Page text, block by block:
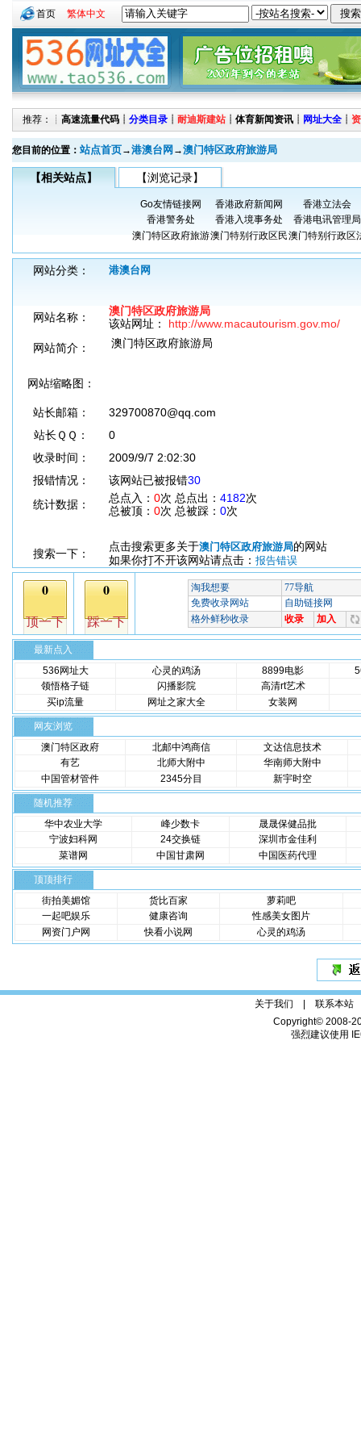
首页 繁体中文
推荐：┊ 高速流量代码 ┊ 分类目录 ┊ 耐迪斯建站 ┊ 体育新闻资讯 ┊ 网址大全 ┊
您目前的位置： 站点首页→港澳台网 →澳门特区政府旅游局
【相关站点】 【浏览记录】
Go友情链接网 香港政府新闻网
香港立法会
香港警务处
香港入境事务处
香港电讯管理局
澳门特区政府旅游澳门特别行政区民澳门特别行政区
网站分类： 港澳台网
网站名称：
澳门特区政府旅游局
该站网址： http://www.macautourism.gov.mo/
网站简介：
澳门特区政府旅游局
网站缩略图：
站长邮箱：
329700870@qq.com
站长ＱＱ：
0
收录时间：
2009/9/7 2:02:30
报错情况：
该网站已被报错30
统计数据：
总点入： 0次 总点出： 4182次
总被顶： 0次 总被踩： 0次
搜索一下：
点击搜索更多关于澳门特区政府旅游局的网站
如果你打不开该网站请点击： 报告错误
最新点入
536网址大
心灵的鸡汤 8899电影
领悟格子链
闪播影院
高清rt艺术
买ip流量
网址之家大全 女装网
网友浏览
澳门特区政府
北邮中鸿商信
文达信息技术
有艺
北师大附中
华南师大附中
中国管材管件
2345分目 新宇时空
随机推荐
华中农业大学
峰少数卡
晟晟保健品批
宁波妇科网
24交换链
深圳市金佳利
菜谱网
中国甘肃网 中国医药代理
顶顶排行
街拍美媚馆
货比百家
萝莉吧
一起吧娱乐
健康咨询
性感美女图片
网资门户网
快看小说网 心灵的鸡汤
关于我们 | 联系本站
Copyright© 2008-
强烈建议使用